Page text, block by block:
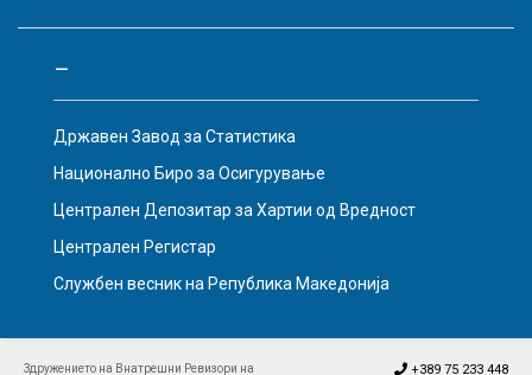
–
Државен Завод за Статистика
Национално Биро за Осигурување
Централен Депозитар за Хартии од Вредност
Централен Регистар
Службен весник на Република Македонија
Здружението на Внатрешни Ревизори на +389 75 233 448